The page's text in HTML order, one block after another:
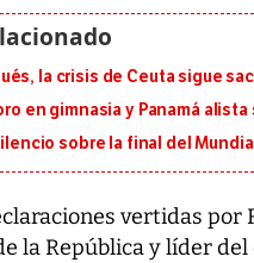
la crisis de Ceuta sigue
en gimnasia y Panamá
sobre la final del
vertidas por
la República y líder